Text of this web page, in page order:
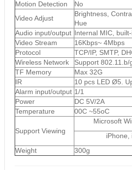
Motion Detection
No
Video Adjust
Brightness,
Hue
Audio input/output Internal MIC,
Video Stream
16Kbps~ 4Mbps
Protocol
TCP/IP, SMTP,
Wireless Network
Support
TF Memory
Max 32G
IR
10 pcs LED Ø5.
Alarm input/output 1/1
Power
DC 5V/2A
Temperature
00C ~55oC
Support Viewing
Microsoft
iPhone,
Weight
300g